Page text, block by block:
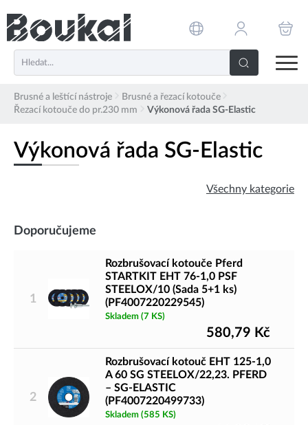
Brusné a leštící nástroje
Brusné a řezací kotouče
Řezací kotouče do pr.230 mm
Výkonová řada SG-Elastic
Výkonová řada SG-Elastic
Všechny kategorie
Doporučujeme
1
Rozbrušovací kotouče Pferd
STARTKIT EHT 76-1,0 PSF
STEELOX/10 (Sada 5+1 ks)
(PF4007220229545)
Skladem (7 KS)
580,79 Kč
2
Rozbrušovací kotouč EHT 125-1,0
A 60 SG STEELOX/22,23. PFERD
– SG-ELASTIC
(PF4007220499733)
Skladem (585 KS)